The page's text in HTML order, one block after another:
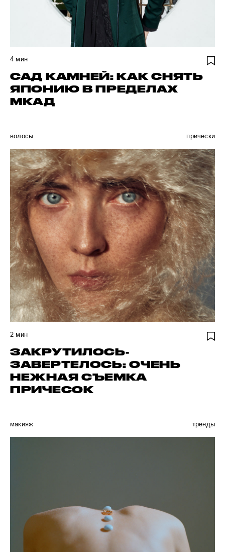
4 мин
САД КАМНЕЙ: КАК СНЯТЬ
ЯПОНИЮ В ПРЕДЕЛАХ
МКАД
волосы прически
2 мин
ЗАКРУТИЛОСЬ-
ЗАВЕРТЕЛОСЬ: ОЧЕНЬ
НЕЖНАЯ СЪЕМКА
ПРИЧЕСОК
макияж тренды